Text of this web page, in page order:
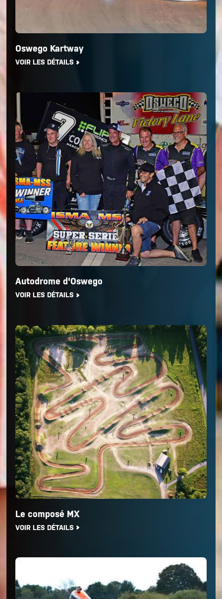
Oswego Kartway
VOIR LES DÉTAILS
Autodrome d'Oswego
VOIR LES DÉTAILS
Le composé MX
VOIR LES DÉTAILS